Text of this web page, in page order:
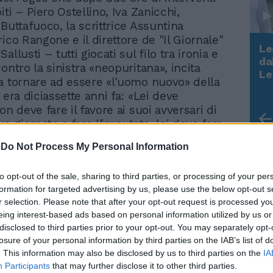
Do Not Process My Personal Information
opt-out of the sale, sharing to third parties, or processing of your
for targeted advertising by us, please use the below opt-out
selection. Please note that after your opt-out request is processed
interest-based ads based on personal information utilized by us
to third parties prior to your opt-out. You may separately
of your personal information by third parties on the IAB’s list of
This information may also be disclosed by us to third parties on the
Participants that may further disclose it to other third parties.
– Piero Ostellino, Iva Zanicchi,
la scrittrice Assuntina
Rangone e il direttore de "Il Giornale"
– tutti giocati sul filo tra ironia e
la sinistra «neopuritana», incita
tornare ad essere «l'uomo nuovo» della
diciassette anni fa: «Lei deve
deve fare il favore ai suoi avversari di
giornate a fare l'imputato, lei deve fare
che l'ha votata per realizzare la crescita
– urla dal palco - non è Breznev, non lo
ingessato, voglio il vero Berlusconi,
quello capace di rilanciare questo
della libertà». Seduti in platea lo
applaudono, tra gli altri, il sottosegretario
il ministro Ignazio La Russa, la
Saltamartini e la moglie del sindaco
Rudy Giuliani a Come States?
Trump, Meloni e la strategia
americana